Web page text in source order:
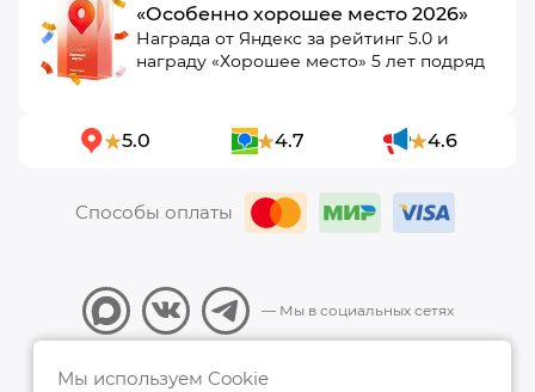
«Особенно хорошее место 2026»
Награда от Яндекс за рейтинг 5.0 и
награду «Хорошее место» 5 лет подряд
5.0 4.7 4.6
Способы оплаты
— Мы в социальных сетях
Все права защищены, 2026 ООО "ИННОВАЦИЯ_КЛИНИК"
Политика конфиденциальности
Мы используем Cookie